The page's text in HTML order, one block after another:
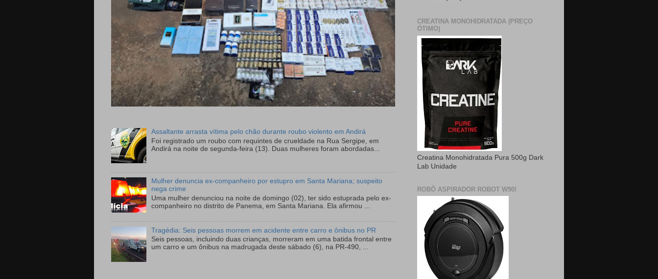
Assaltante arrasta vítima pelo chão durante roubo violento em Andirá
Foi registrado um roubo com requintes de crueldade na Rua Sergipe, em
Andirá na noite de segunda-feira (13). Duas mulheres foram abordadas...
Mulher denuncia ex-companheiro por estupro em Santa Mariana; suspeito
nega crime
Uma mulher denunciou na noite de domingo (02), ter sido estuprada pelo ex-
companheiro no distrito de Panema, em Santa Mariana. Ela afirmou ...
Tragédia: Seis pessoas morrem em acidente entre carro e ônibus no PR
Seis pessoas, incluindo duas crianças, morreram em uma batida frontal entre
um carro e um ônibus na madrugada deste sábado (6), na PR-490, ...
CREATINA MONOHIDRATADA (PREÇO
ÓTIMO)
Creatina Monohidratada Pura 500g Dark
Lab Unidade
ROBÔ ASPIRADOR ROBOT W90!